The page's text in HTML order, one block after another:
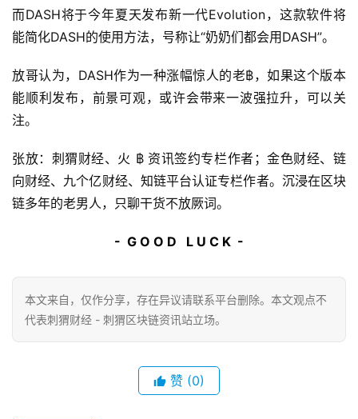
而DASH将于今年夏天发布新一代Evolution，这款软件将
能简化DASH的使用方法，号称让“奶奶们都会用DASH”。
放哥认为，DASH作为一种涨幅惊人的老฿，如果这个版本
能顺利发布，前景可观，或许会带来一波强拉升，可以关
注。
张放：刺猬财经、火 ฿ 资讯签约专栏作者；金色财经、链
向财经、九个亿财经、知链平台认证专栏作者。沉浸在区块
链多年的老男人，只聊干货不放厥词。
-  G O O D   L U C K  -
本文来自 ，仅作分享，存在异议请联系平台删除。本文观点不
代表刺猬财经 - 刺猬区块链资讯站立场。
赞 (0)